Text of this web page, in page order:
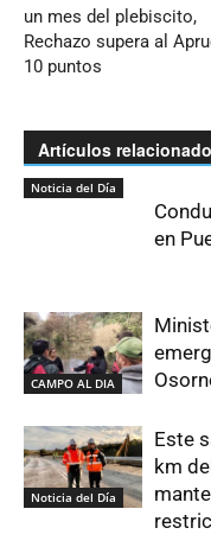
un mes del plebiscito,
Rechazo supera al
10 puntos
Artículos
Noticia del Día
en
CAMPO AL DIA
Noticia del Día
Este
km